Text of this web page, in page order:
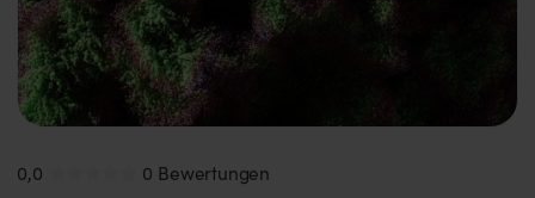
0,0 0 Bewertungen